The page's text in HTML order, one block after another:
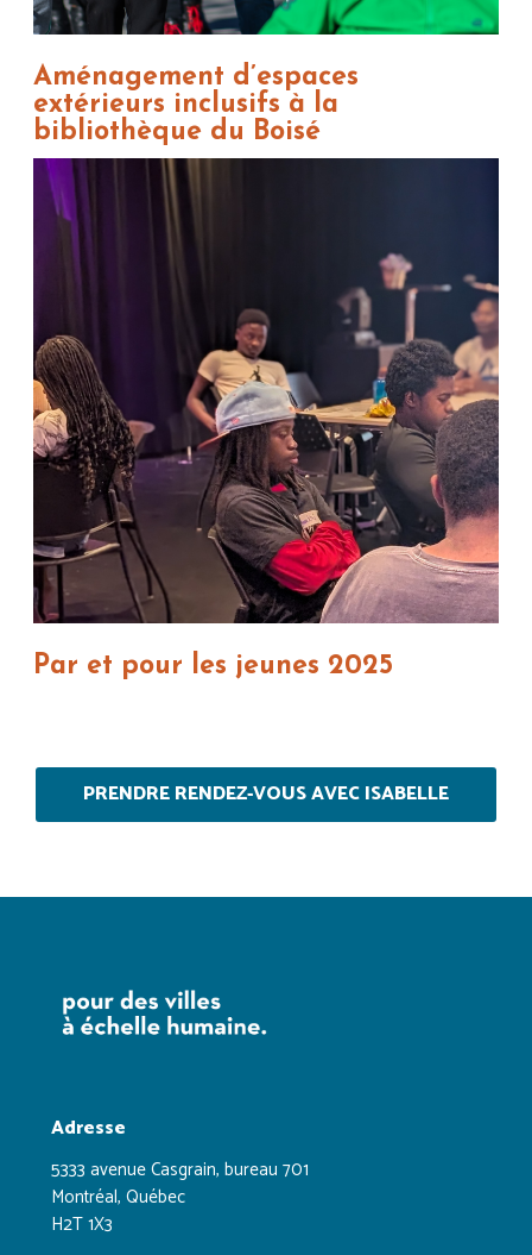
Aménagement d’espaces
extérieurs inclusifs à la
bibliothèque du Boisé
Par et pour les jeunes 2025
PRENDRE RENDEZ-VOUS AVEC ISABELLE
Adresse
5333 avenue Casgrain, bureau 701
Montréal, Québec
H2T 1X3